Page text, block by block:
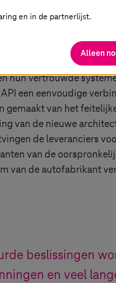
tot duurzaamheid. Het
kunnen worden
hun vertrouwde
een eenvoudige
van het
van de nieuwe
de leveranciers
van de
van de autofabrikant
beslissingen
en veel
en in de partnerlijst.
Alleen